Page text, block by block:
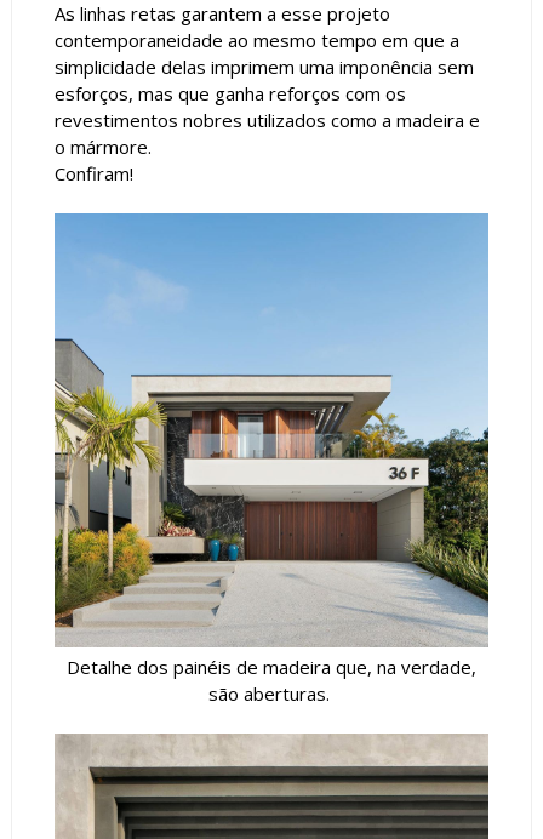
As linhas retas garantem a esse projeto
contemporaneidade ao mesmo tempo em que a
simplicidade delas imprimem uma imponência sem
esforços, mas que ganha reforços com os
revestimentos nobres utilizados como a madeira e
o mármore.
Confiram!
Detalhe dos painéis de madeira que, na verdade,
são aberturas.